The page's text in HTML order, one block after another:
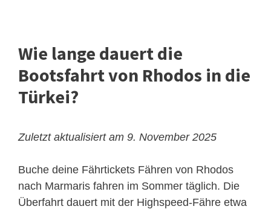
Wie lange dauert die
Bootsfahrt von Rhodos in die
Türkei?
Zuletzt aktualisiert am 9. November 2025
Buche deine Fährtickets Fähren von Rhodos
nach Marmaris fahren im Sommer täglich. Die
Überfahrt dauert mit der Highspeed-Fähre etwa